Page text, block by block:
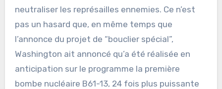
neutraliser les représailles ennemies. Ce n’est
pas un hasard que, en même temps que
l’annonce du projet de “bouclier spécial”,
Washington ait annoncé qu’a été réalisée en
anticipation sur le programme la première
bombe nucléaire B61-13, 24 fois plus puissante